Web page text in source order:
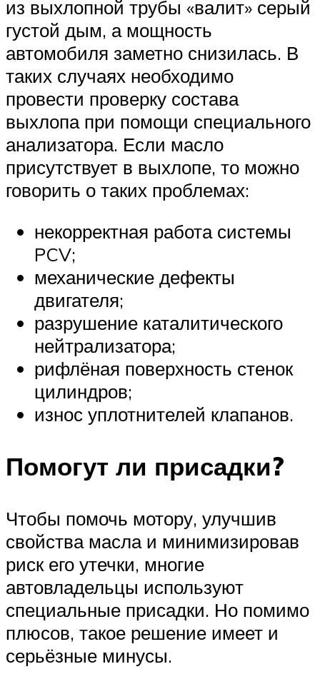
из выхлопной трубы «валит» серый
густой дым, а мощность
автомобиля заметно снизилась. В
таких случаях необходимо
провести проверку состава
выхлопа при помощи специального
анализатора. Если масло
присутствует в выхлопе, то можно
говорить о таких проблемах:
некорректная работа системы
PCV;
механические дефекты
двигателя;
разрушение каталитического
нейтрализатора;
рифлёная поверхность стенок
цилиндров;
износ уплотнителей клапанов.
Помогут ли присадки?
Чтобы помочь мотору, улучшив
свойства масла и минимизировав
риск его утечки, многие
автовладельцы используют
специальные присадки. Но помимо
плюсов, такое решение имеет и
серьёзные минусы.